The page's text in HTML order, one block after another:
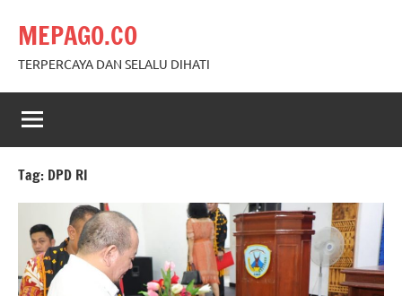
content
MEPAGO.CO
TERPERCAYA DAN SELALU DIHATI
Tag: DPD RI